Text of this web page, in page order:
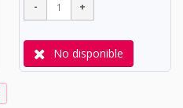
No disponible